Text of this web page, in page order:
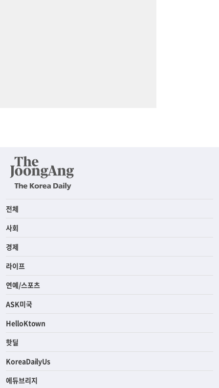
전체
사회
경제
라이프
연예/스포츠
ASK미국
HelloKtown
핫딜
KoreaDailyUs